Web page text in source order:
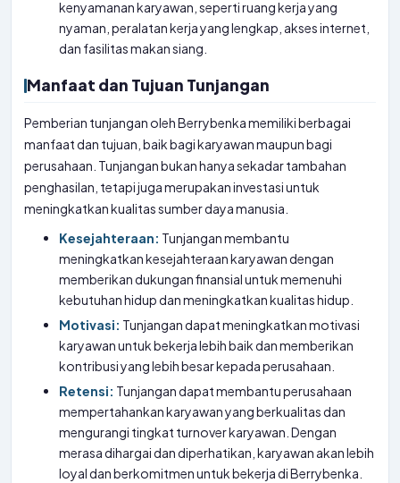
kenyamanan karyawan, seperti ruang kerja yang
nyaman, peralatan kerja yang lengkap, akses internet,
dan fasilitas makan siang.
Manfaat dan Tujuan Tunjangan
Pemberian tunjangan oleh Berrybenka memiliki berbagai
manfaat dan tujuan, baik bagi karyawan maupun bagi
perusahaan. Tunjangan bukan hanya sekadar tambahan
penghasilan, tetapi juga merupakan investasi untuk
meningkatkan kualitas sumber daya manusia.
Kesejahteraan: Tunjangan membantu
meningkatkan kesejahteraan karyawan dengan
memberikan dukungan finansial untuk memenuhi
kebutuhan hidup dan meningkatkan kualitas hidup.
Motivasi: Tunjangan dapat meningkatkan motivasi
karyawan untuk bekerja lebih baik dan memberikan
kontribusi yang lebih besar kepada perusahaan.
Retensi: Tunjangan dapat membantu perusahaan
mempertahankan karyawan yang berkualitas dan
mengurangi tingkat turnover karyawan. Dengan
merasa dihargai dan diperhatikan, karyawan akan lebih
loyal dan berkomitmen untuk bekerja di Berrybenka.